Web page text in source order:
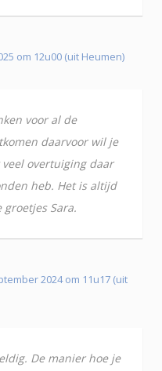
om 12u00 (uit Heumen)
voor al de
daarvoor wil je
overtuiging daar
heb. Het is altijd
Sara.
2024 om 11u17 (uit
De manier hoe je